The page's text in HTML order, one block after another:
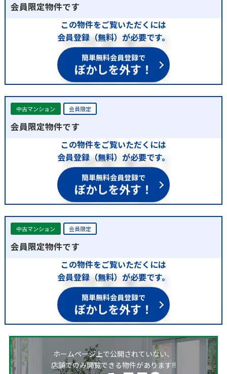
会員限定物件です
この物件をご覧いただくには
会員登録（無料）が必要です。
簡単無料会員登録で
ぼかしを外す！
中古マンション 会員限定
会員限定物件です
この物件をご覧いただくには
会員登録（無料）が必要です。
簡単無料会員登録で
ぼかしを外す！
中古マンション 会員限定
会員限定物件です
この物件をご覧いただくには
会員登録（無料）が必要です。
簡単無料会員登録で
ぼかしを外す！
ホームページ上で公開されていない、
店舗でのみ閲覧できる物件があります!!